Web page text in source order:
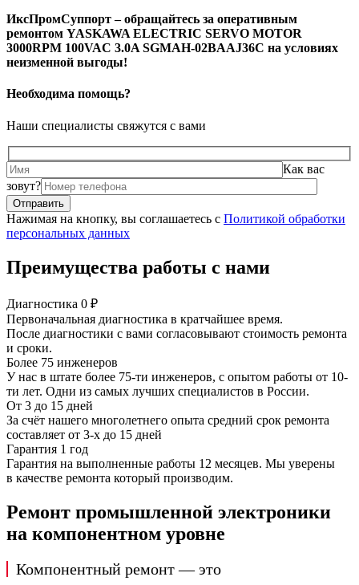
ИксПромСуппорт – обращайтесь за оперативным
ремонтом YASKAWA ELECTRIC SERVO MOTOR
3000RPM 100VAC 3.0A SGMAH-02BAAJ36C на условиях
неизменной выгоды!
Необходима помощь?
Наши специалисты свяжутся с вами
Как вас
зовут?
Нажимая на кнопку, вы соглашаетесь с Политикой обработки
персональных данных
Преимущества работы с нами
Диагностика 0 ₽
Первоначальная диагностика в кратчайшее время.
После диагностики с вами согласовывают стоимость ремонта
и сроки.
Более 75 инженеров
У нас в штате более 75-ти инженеров, с опытом работы от 10-
ти лет. Одни из самых лучших специалистов в России.
От 3 до 15 дней
За счёт нашего многолетнего опыта средний срок ремонта
составляет от 3-х до 15 дней
Гарантия 1 год
Гарантия на выполненные работы 12 месяцев. Мы уверены
в качестве ремонта который производим.
Ремонт промышленной электроники
на компонентном уровне
Компонентный ремонт — это